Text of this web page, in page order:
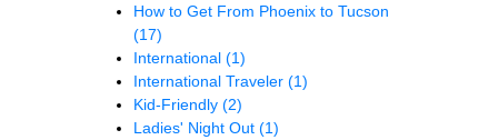
How to Get From Phoenix to Tucson
(17)
International (1)
International Traveler (1)
Kid-Friendly (2)
Ladies' Night Out (1)